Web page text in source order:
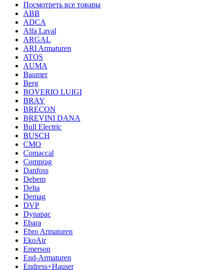
Посмотреть все товары
ABB
ADCA
Alfa Laval
ARGAL
ARI Armaturen
ATOS
AUMA
Baumer
Berg
BOVERIO LUIGI
BRAY
BRECON
BREVINI DANA
Bull Electric
BUSCH
CMO
Comaccal
Comprag
Danfoss
Debem
Delta
Demag
DVP
Dynapac
Ebara
Ebro Armaturen
EkoAir
Emerson
End-Armaturen
Endress+Hauser